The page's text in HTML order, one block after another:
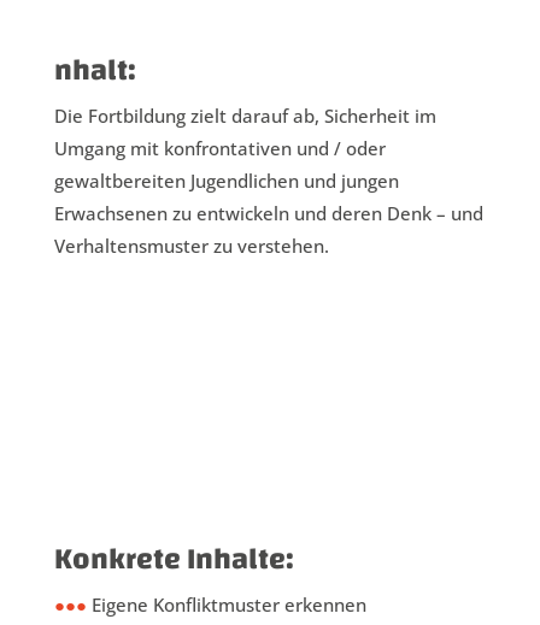
nhalt:
Die Fortbildung zielt darauf ab, Sicherheit im
Umgang mit konfrontativen und / oder
gewaltbereiten Jugendlichen und jungen
Erwachsenen zu entwickeln und deren Denk – und
Verhaltensmuster zu verstehen.
Konkrete Inhalte:
●●● Eigene Konfliktmuster erkennen